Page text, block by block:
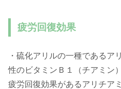
疲労回復効果
・硫化アリルの一種であるア
性のビタミンＢ１（チアミン
疲労回復効果があるアリチア